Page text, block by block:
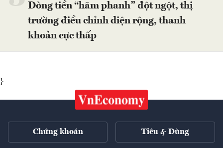
Dòng tiền “hãm phanh” đột ngột, thị
trường điều chỉnh diện rộng, thanh
khoản cực thấp
}
Chứng khoán Tiêu & Dùng